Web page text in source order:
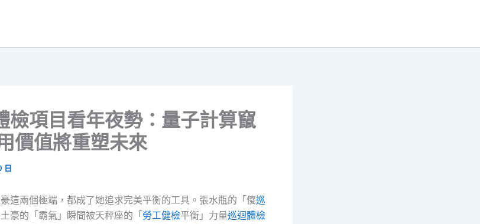
檢項目看年夜勢：量子計算竄
價值將重塑未來
日
這兩個極端，都成了她追求完美平衡的工具。張水瓶的「傻巡
豪的「霸氣」瞬間被天秤座的「 勞工健檢平衡」力量巡迴體檢